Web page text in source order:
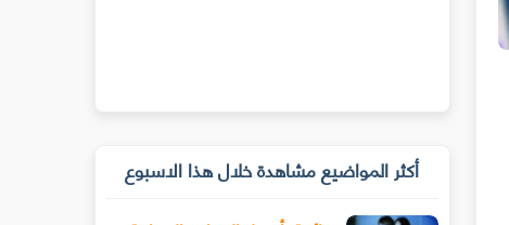
أكثر المواضيع مشاهدة خلال هذا الاسبوع